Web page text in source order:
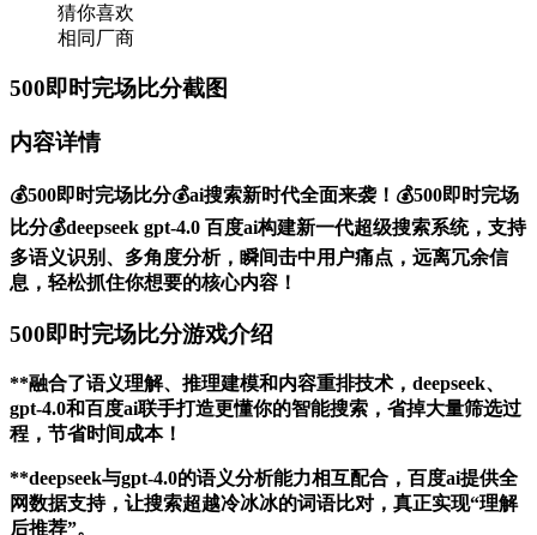
猜你喜欢
相同厂商
500即时完场比分截图
内容详情
💰500即时完场比分💰ai搜索新时代全面来袭！💰500即时完场
比分💰deepseek gpt-4.0 百度ai构建新一代超级搜索系统，支持
多语义识别、多角度分析，瞬间击中用户痛点，远离冗余信
息，轻松抓住你想要的核心内容！
500即时完场比分游戏介绍
**融合了语义理解、推理建模和内容重排技术，deepseek、
gpt-4.0和百度ai联手打造更懂你的智能搜索，省掉大量筛选过
程，节省时间成本！
**deepseek与gpt-4.0的语义分析能力相互配合，百度ai提供全
网数据支持，让搜索超越冷冰冰的词语比对，真正实现“理解
后推荐”。